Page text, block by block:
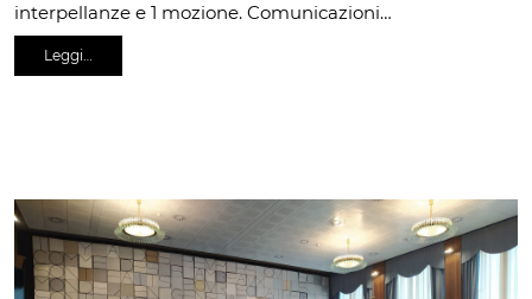
interpellanze e 1 mozione. Comunicazioni…
Leggi…